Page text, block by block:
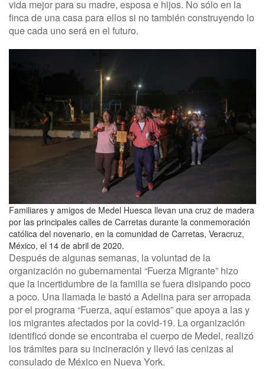
vida mejor para su madre, esposa e hijos. No sólo en la
finca de una casa para ellos si no también construyendo lo
que cada uno será en el futuro.
Familiares y amigos de Medel Huesca llevan una cruz de madera
por las principales calles de Carretas durante la conmemoración
católica del novenario, en la comunidad de Carretas, Veracruz,
México, el 14 de abril de 2020.
Después de algunas semanas, la voluntad de la
organización no gubernamental “Fuerza Migrante” hizo
que la incertidumbre de la familia se fuera disipando poco
a poco. Una llamada le bastó a Adelina para ser arropada
por el programa “Fuerza, aquí estamos” que apoya a las y
los migrantes afectados por la covid-19. La organización
identificó donde se encontraba el cuerpo de Medel, realizó
los trámites para su incineración y llevó las cenizas al
consulado de México en Nueva York.